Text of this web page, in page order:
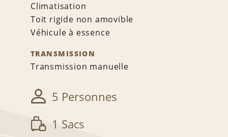
Climatisation
Toit rigide non amovible
Véhicule à essence
TRANSMISSION
Transmission manuelle
5 Personnes
1 Sacs